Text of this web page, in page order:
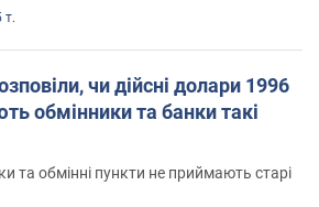
т.
чи дійсні долари 1996
обмінники та банки такі
та обмінні пункти не приймають старі